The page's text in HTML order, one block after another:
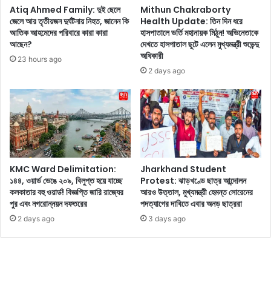
খা
ন
তাঁ
র
গ্ল্যা
কে
টি
য়ে
তু
লে
ছে
ন
মা
ঝে
যু
জ
বে
হা
আ
র
জে
মা
হ
ভা
শ
কে
তা
র
Atiq Ahmed Family: দুই ছেলে
জেলে আর তৃতীয়জন দুর্ঘটনায় নিহত, জানেন কি
আতিক আহমেদের পরিবারে কারা কারা
আছেন?
23 hours ago
Mithun Chakraborty
Health Update: তিন দিন ধরে
হাসপাতালে ভর্তি মহানায়ক মিঠুন! অভিনেতাকে
দেখতে হাসপাতাল ছুটে এলেন মুখ্যমন্ত্রী শুভেন্দু
অধিকারী
2 days ago
KMC Ward Delimitation:
১৪৪, ওয়ার্ড ভেঙে ২০৯, বিলুপ্ত হয়ে যাচ্ছে
কলকাতার বহু ওয়ার্ড! বিজ্ঞপ্তি জারি রাজ্যের
পুর এবং নগরোন্নয়ন দফতরের
2 days ago
Jharkhand Student
Protest: ঝাড়খণ্ডে ছাত্র আন্দোলন
আরও উত্তাল, মুখ্যমন্ত্রী হেমন্ত সোরেনের
পদত্যাগের দাবিতে এবার অনড় ছাত্ররা
3 days ago